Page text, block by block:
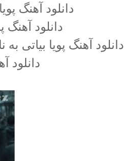
دانلود آهنگ
دانلود آهنگ
دانلود آهنگ پویا بیاتی
دانلود